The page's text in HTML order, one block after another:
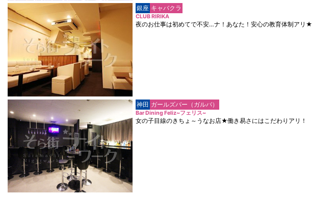
銀座 キャバクラ
CLUB RIRIKA
夜のお仕事は初めてで不安…ナ！あなた！安心の教育体制アリ★
神田 ガールズバー（ガルバ）
Bar Dining Feliz~フェリス~
女の子目線のきちょ～うなお店★働き易さにはこだわりアリ！